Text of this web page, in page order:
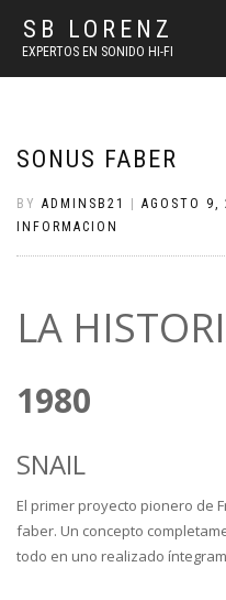
SB LORENZ
EXPERTOS EN SONIDO HI-FI
SONUS FABER
BY ADMINSB21 AGOSTO 9,
INFORMACION
LA
1980
SNAIL
El primer proyecto pionero de
faber. Un concepto
todo en uno realizado